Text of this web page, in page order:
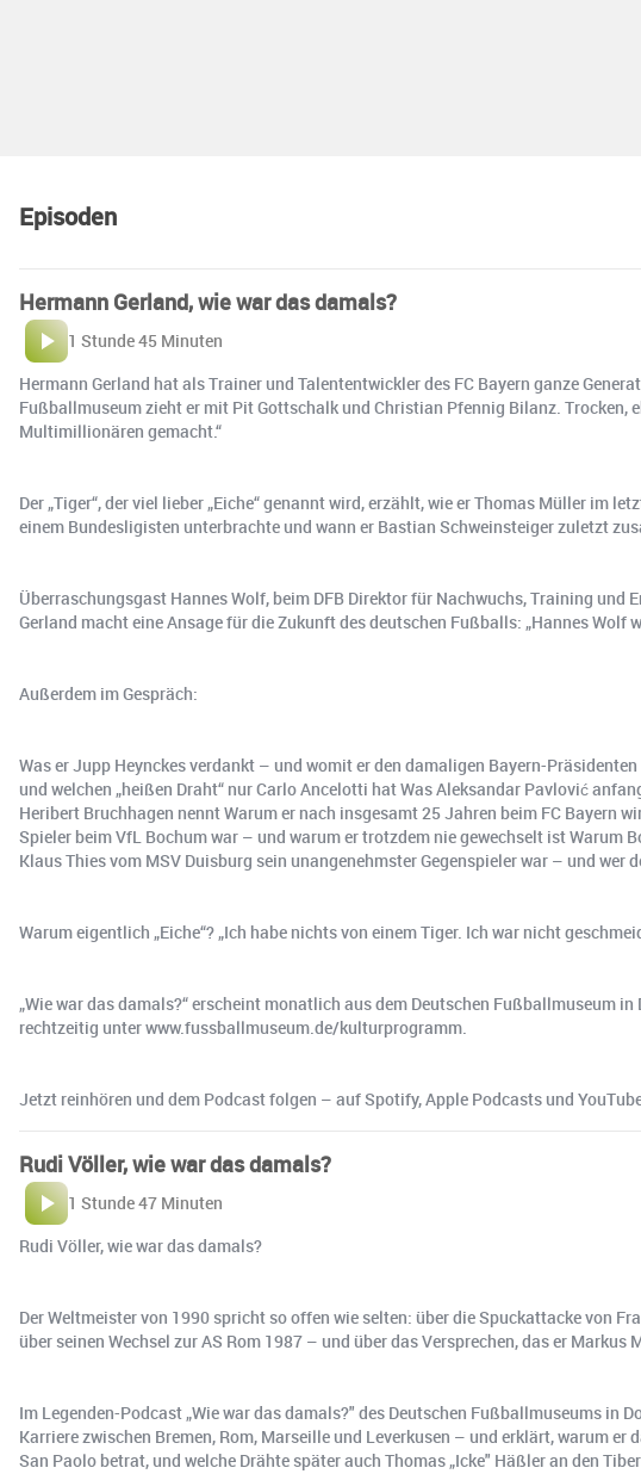
Episoden
Hermann Gerland, wie war das damals?
1 Stunde 45 Minuten
Hermann Gerland hat als Trainer und Talententwickler des FC Bayern ganze
Fußballmuseum zieht er mit Pit Gottschalk und Christian Pfennig Bilanz.
Multimillionären gemacht.“
Der „Tiger“, der viel lieber „Eiche“ genannt wird, erzählt, wie er Thomas Müller im
einem Bundesligisten unterbrachte und wann er Bastian Schweinsteiger zuletzt
Überraschungsgast Hannes Wolf, beim DFB Direktor für Nachwuchs, Training
Gerland macht eine Ansage für die Zukunft des deutschen Fußballs: „Hannes
Außerdem im Gespräch:
Was er Jupp Heynckes verdankt – und womit er den damaligen Bayern-
und welchen „heißen Draht“ nur Carlo Ancelotti hat Was Aleksandar Pavlović
Heribert Bruchhagen nennt Warum er nach insgesamt 25 Jahren beim FC
Spieler beim VfL Bochum war – und warum er trotzdem nie gewechselt ist Warum
Klaus Thies vom MSV Duisburg sein unangenehmster Gegenspieler war – und
Warum eigentlich „Eiche“? „Ich habe nichts von einem Tiger. Ich war nicht
„Wie war das damals?“ erscheint monatlich aus dem Deutschen Fußballmuseum
rechtzeitig unter www.fussballmuseum.de/kulturprogramm.
Jetzt reinhören und dem Podcast folgen – auf Spotify, Apple Podcasts und
Rudi Völler, wie war das damals?
1 Stunde 47 Minuten
Rudi Völler, wie war das damals?
Der Weltmeister von 1990 spricht so offen wie selten: über die Spuckattacke von
über seinen Wechsel zur AS Rom 1987 – und über das Versprechen, das er Markus
Im Legenden-Podcast „Wie war das damals?" des Deutschen Fußballmuseums
Karriere zwischen Bremen, Rom, Marseille und Leverkusen – und erklärt, warum
San Paolo betrat, und welche Drähte später auch Thomas „Icke" Häßler an den